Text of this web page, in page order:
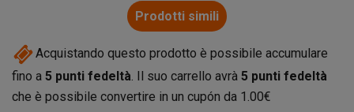
Prodotti simili
Acquistando questo prodotto è possibile accumulare
fino a 5 punti fedeltà. Il suo carrello avrà 5 punti fedeltà
che è possibile convertire in un cupón da 1.00€